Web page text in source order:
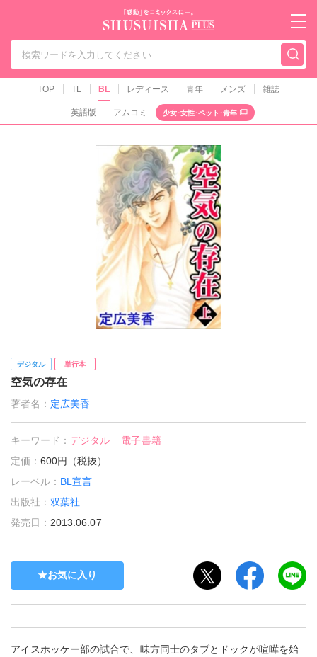
秋水社PLUS（テ
TOP TL BL レディース 青年 メンズ 雑誌
英語版 アムコミ 少女･女性･ペット･青年
デジタル 単行本
空気の存在
著者名： 定広美香
キーワード：デジタル
電子書籍
定価：600円（税抜）
レーベル： BL宣言
出版社：双葉社
発売日： 2013.06.07
お気に入り
アイスホッケー部の試合で、味方同士のタブとドックが喧嘩を始